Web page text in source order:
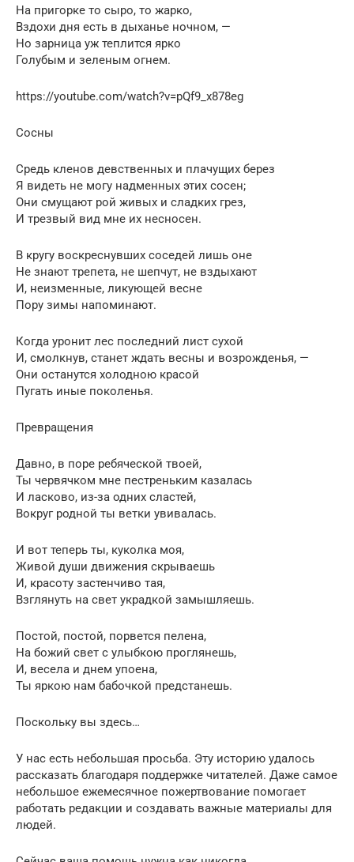
На пригорке то сыро, то жарко,
Вздохи дня есть в дыханье ночном, —
Но зарница уж теплится ярко
Голубым и зеленым огнем.
https://youtube.com/watch?v=pQf9_x878eg
Сосны
Средь кленов девственных и плачущих берез
Я видеть не могу надменных этих сосен;
Они смущают рой живых и сладких грез,
И трезвый вид мне их несносен.
В кругу воскреснувших соседей лишь оне
Не знают трепета, не шепчут, не вздыхают
И, неизменные, ликующей весне
Пору зимы напоминают.
Когда уронит лес последний лист сухой
И, смолкнув, станет ждать весны и возрожденья, —
Они останутся холодною красой
Пугать иные поколенья.
Превращения
Давно, в поре ребяческой твоей,
Ты червячком мне пестреньким казалась
И ласково, из-за одних сластей,
Вокруг родной ты ветки увивалась.
И вот теперь ты, куколка моя,
Живой души движения скрываешь
И, красоту застенчиво тая,
Взглянуть на свет украдкой замышляешь.
Постой, постой, порвется пелена,
На божий свет с улыбкою проглянешь,
И, весела и днем упоена,
Ты яркою нам бабочкой предстанешь.
Поскольку вы здесь…
У нас есть небольшая просьба. Эту историю удалось
рассказать благодаря поддержке читателей. Даже самое
небольшое ежемесячное пожертвование помогает
работать редакции и создавать важные материалы для
людей.